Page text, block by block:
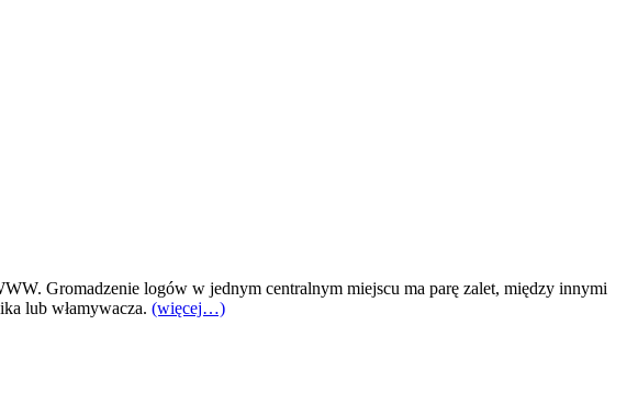
Gromadzenie logów w jednym centralnym miejscu ma parę zalet, między innymi
lub włamywacza. (więcej…)